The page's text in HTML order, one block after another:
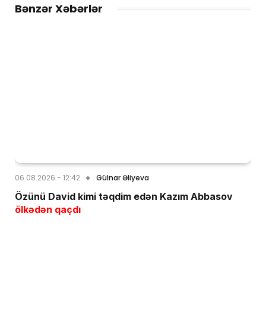
Bənzər Xəbərlər
06.08.2026 - 12:42 Gülnar Əliyeva
Özünü David kimi təqdim edən Kazım Abbasov
ölkədən qaçdı